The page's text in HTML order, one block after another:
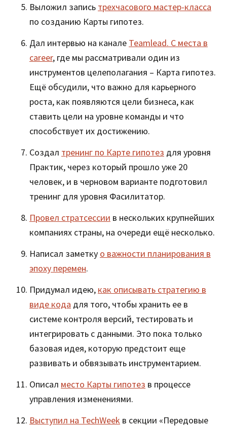
Выложил запись трехчасового мастер-класса
по созданию Карты гипотез.
Дал интервью на канале Teamlead. С места в
career, где мы рассматривали один из
инструментов целеполагания – Карта гипотез.
Ещё обсудили, что важно для карьерного
роста, как появляются цели бизнеса, как
ставить цели на уровне команды и что
способствует их достижению.
Создал тренинг по Карте гипотез для уровня
Практик, через который прошло уже 20
человек, и в черновом варианте подготовил
тренинг для уровня Фасилитатор.
Провел стратсессии в нескольких крупнейших
компаниях страны, на очереди ещё несколько.
Написал заметку о важности планирования в
эпоху перемен.
Придумал идею, как описывать стратегию в
виде кода для того, чтобы хранить ее в
системе контроля версий, тестировать и
интегрировать с данными. Это пока только
базовая идея, которую предстоит еще
развивать и обвязывать инструментарием.
Описал место Карты гипотез в процессе
управления изменениями.
Выступил на TechWeek в секции «Передовые